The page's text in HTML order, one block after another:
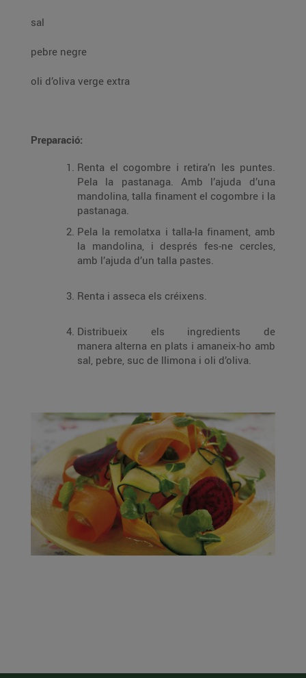
sal
pebre negre
oli d’oliva verge extra
Preparació:
Renta el cogombre i retira’n les puntes.
Pela la pastanaga. Amb l’ajuda d’una
mandolina, talla finament el cogombre i la
pastanaga.
Pela la remolatxa i talla-la finament, amb
la mandolina, i després fes-ne cercles,
amb l’ajuda d’un talla pastes.
Renta i asseca els créixens.
Distribueix els ingredients de
manera alterna en plats i amaneix-ho amb
sal, pebre, suc de llimona i oli d’oliva.